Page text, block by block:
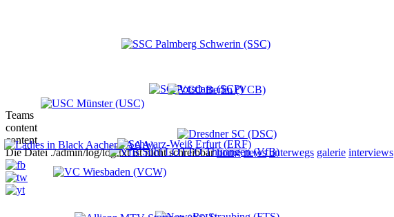
Teams
content
content
Die Datei ./admin/log/log.txt ist nicht schreibbarhome news unterwegs galerie interviews